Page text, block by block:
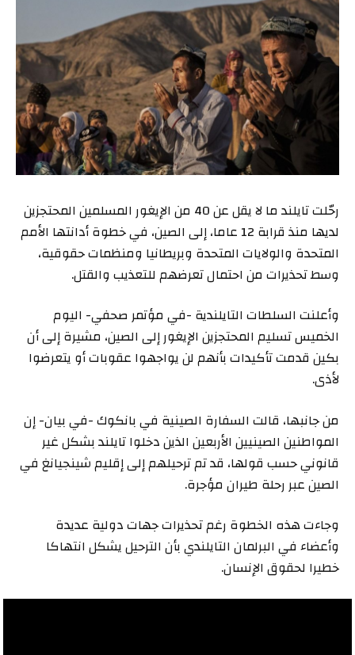
رحّلت تايلند ما لا يقل عن 40 من الإيغور المسلمين المحتجزين
لديها منذ قرابة 12 عاما، إلى الصين، في خطوة أدانتها الأمم
المتحدة والولايات المتحدة وبريطانيا ومنظمات حقوقية،
وسط تحذيرات من احتمال تعرضهم للتعذيب والقتل.
وأعلنت السلطات التايلندية -في مؤتمر صحفي- اليوم
الخميس تسليم المحتجزين الإيغور إلى الصين، مشيرة إلى أن
بكين قدمت تأكيدات بأنهم لن يواجهوا عقوبات أو يتعرضوا
لأذى.
من جانبها، قالت السفارة الصينية في بانكوك -في بيان- إن
المواطنين الصينيين الأربعين الذين دخلوا تايلند بشكل غير
قانوني حسب قولها، قد تم ترحيلهم إلى إقليم شينجيانغ في
الصين عبر رحلة طيران مؤجرة.
وجاءت هذه الخطوة رغم تحذيرات جهات دولية عديدة
وأعضاء في البرلمان التايلندي بأن الترحيل يشكل انتهاكا
خطيرا لحقوق الإنسان.